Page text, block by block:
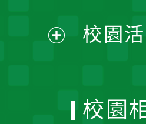
單
校園
校園